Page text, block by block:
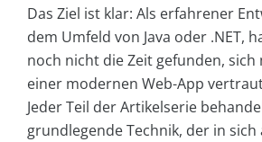
Das Ziel ist klar: Als erfahrener
dem Umfeld von Java oder .NET,
noch nicht die Zeit gefunden,
einer modernen Web-App
Jeder Teil der Artikelserie
grundlegende Technik, der in sich